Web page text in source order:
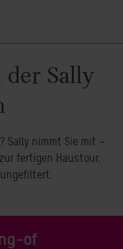
Sally
Sally nimmt Sie mit –
fertigen Haustour.
of